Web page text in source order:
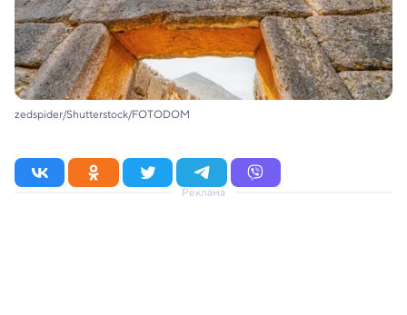
zedspider/Shutterstock/FOTODOM
Реклама